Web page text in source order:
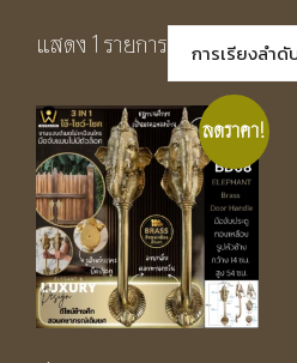
แสดง 1 รายการ
ลดราคา!